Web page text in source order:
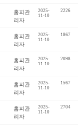
홈피관
리자
2025-
11-10
2226
홈피관
리자
2025-
11-10
1867
홈피관
리자
2025-
11-10
2098
홈피관
리자
2025-
11-10
1567
홈피관
리자
2025-
11-10
2704